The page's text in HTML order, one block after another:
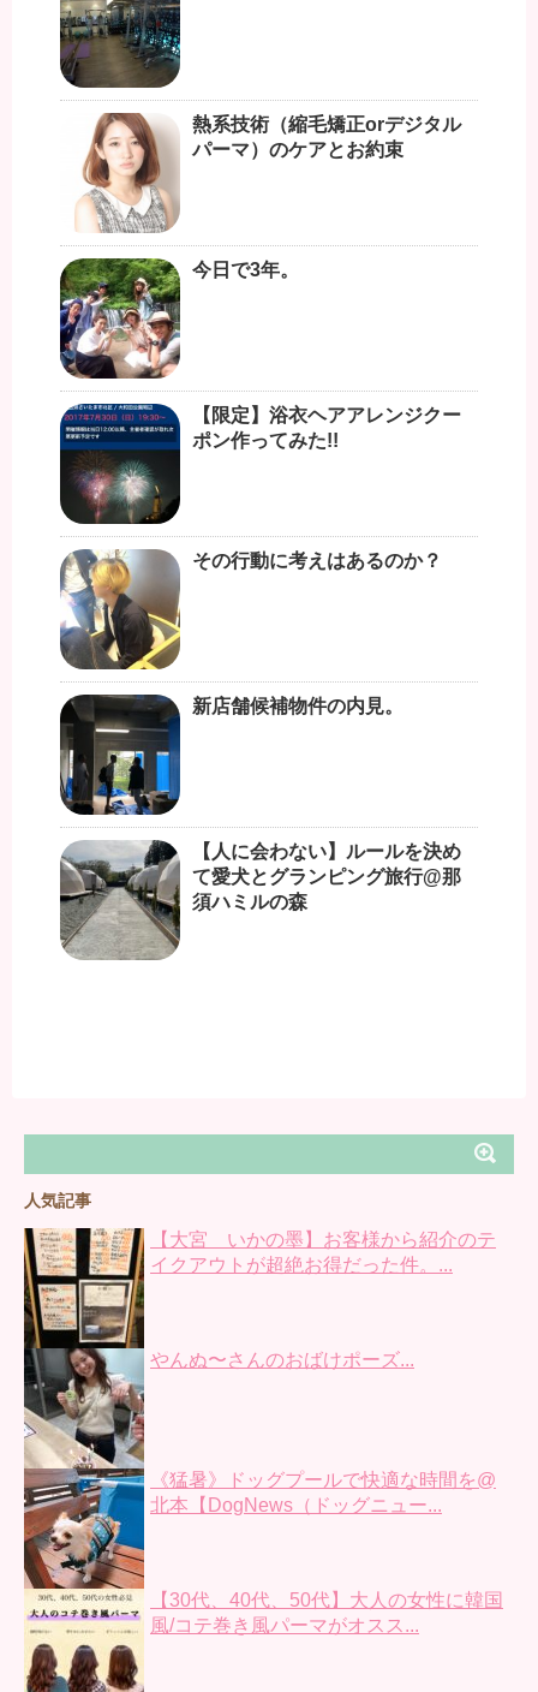
熱系技術（縮毛矯正orデジタル
パーマ）のケアとお約束
今日で3年。
【限定】浴衣ヘアアレンジクー
ポン作ってみた!!
その行動に考えはあるのか？
新店舗候補物件の内見。
【人に会わない】ルールを決め
て愛犬とグランピング旅行@那
須ハミルの森
人気記事
【大宮 いかの墨】お客様から紹介のテ
イクアウトが超絶お得だった件。...
やんぬ〜さんのおばけポーズ...
《猛暑》ドッグプールで快適な時間を@
北本【DogNews（ドッグニュー...
【30代、40代、50代】大人の女性に韓国
風/コテ巻き風パーマがオスス...